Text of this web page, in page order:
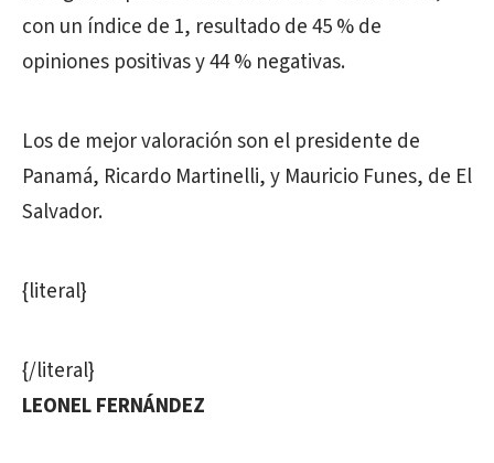
con un índice de 1, resultado de 45 % de
opiniones positivas y 44 % negativas.
Los de mejor valoración son el presidente de
Panamá, Ricardo Martinelli, y Mauricio Funes, de El
Salvador.
{literal}
{/literal}
LEONEL FERNÁNDEZ